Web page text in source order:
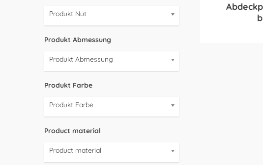
Produkt Nut
Produkt Abmessung
Produkt Abmessung
Produkt Farbe
Produkt Farbe
Product material
Product material